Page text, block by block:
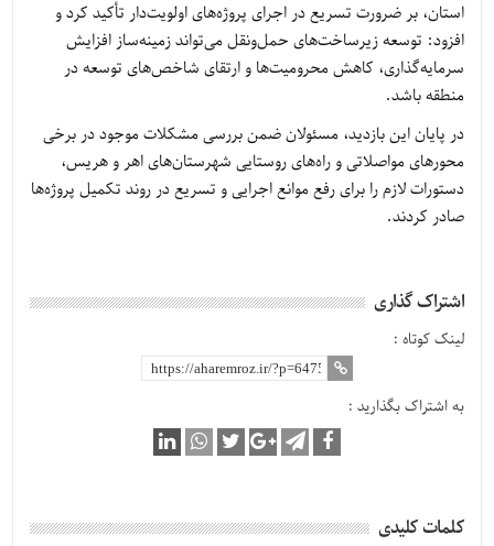
استان، بر ضرورت تسریع در اجرای پروژه‌های اولویت‌دار تأکید کرد و
افزود: توسعه زیرساخت‌های حمل‌ونقل می‌تواند زمینه‌ساز افزایش
سرمایه‌گذاری، کاهش محرومیت‌ها و ارتقای شاخص‌های توسعه در
منطقه باشد.
در پایان این بازدید، مسئولان ضمن بررسی مشکلات موجود در برخی
محورهای مواصلاتی و راه‌های روستایی شهرستان‌های اهر و هریس،
دستورات لازم را برای رفع موانع اجرایی و تسریع در روند تکمیل پروژه‌ها
صادر کردند.
اشتراک گذاری
لینک کوتاه :
به اشتراک بگذارید :
کلمات کلیدی